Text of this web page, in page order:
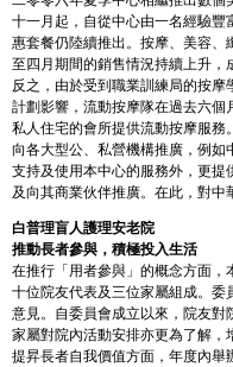
十一月起，自從中心由一名經驗
惠套餐仍陸續推出。按摩、美容、
至四月期間的銷售情況持續上升
反之，由於受到職業訓練局的按
計劃影響，流動按摩隊在過去六個
私人住宅的會所提供流動按摩服
向各大型公、私營機構推廣，例
支持及使用本中心的服務外，更
及向其商業伙伴推廣。在此，對中
白普理盲人護理安老院
推動長者參與，積極投入生活
在推行「用者參與」的概念方面，
十位院友代表及三位家屬組成。委
意見。自委員會成立以來，院友
家屬對院內活動安排亦更為了解，
提昇長者自我價值方面，年度內